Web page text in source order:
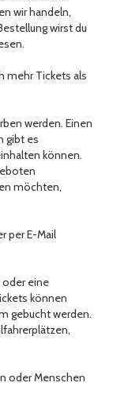
wir handeln,
wirst du
mehr Tickets als
werden. Einen
gibt es
können.
möchten,
per E-Mail
eine
können
gebucht werden.
oder Menschen